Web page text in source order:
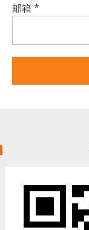
邮箱 *